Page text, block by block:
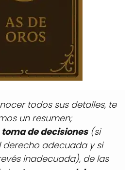
todos sus detalles, te
un resumen;
de decisiones(si
derecho adecuada y si
inadecuada), de las